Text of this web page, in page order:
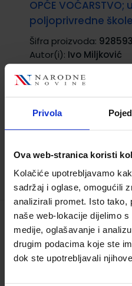
Privola
Ova web-stranica koristi
Kolačiće upotrebljavamo
sadržaj i oglase, omogućili
analizirali promet. Isto tako,
naše web-lokacije dijelimo
medije, oglašavanje i
drugim podacima koje ste
dok ste upotrebljavali
OPĆE
poljoprivredne škole
Šifra proizvoda: 928593
Autor(i): Ivo Miljković
broj ministarstva:
OSNOVE ZAŠTITE
razred srednje
Šifra proizvoda:596079